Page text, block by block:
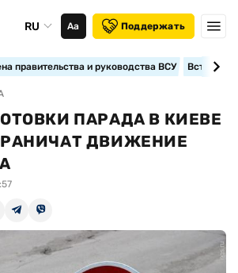
RU Аа Поддержать
правительства и руководства ВСУ
ПАРАДА В КИЕВЕ
ДВИЖЕНИЕ